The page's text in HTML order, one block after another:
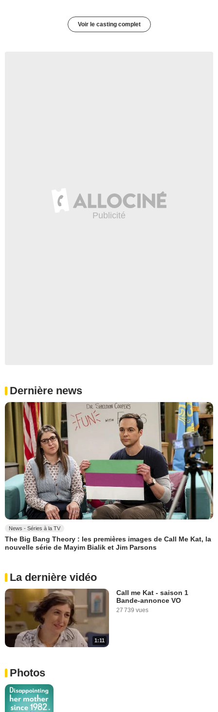
Voir le casting complet
Dernière news
News - Séries à la TV
The Big Bang Theory : les premières images de Call Me Kat, la
nouvelle série de Mayim Bialik et Jim Parsons
La dernière vidéo
1:11
Call me Kat - saison 1
Bande-annonce VO
27 739 vues
Photos